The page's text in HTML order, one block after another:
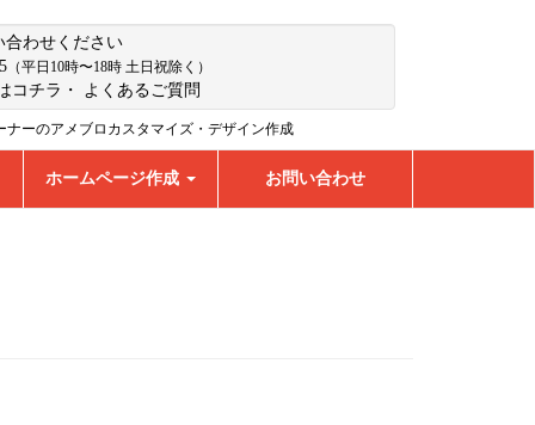
合わせください
（平日10時〜18時 土日祝除く）
コチラ ・ よくあるご質問
ナーのアメブロカスタマイズ・デザイン作成
ホームページ作成 お問い合わせ